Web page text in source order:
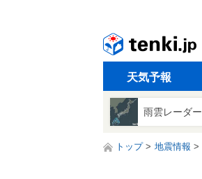
天気予報
雨雲レーダー
トップ 地震情報